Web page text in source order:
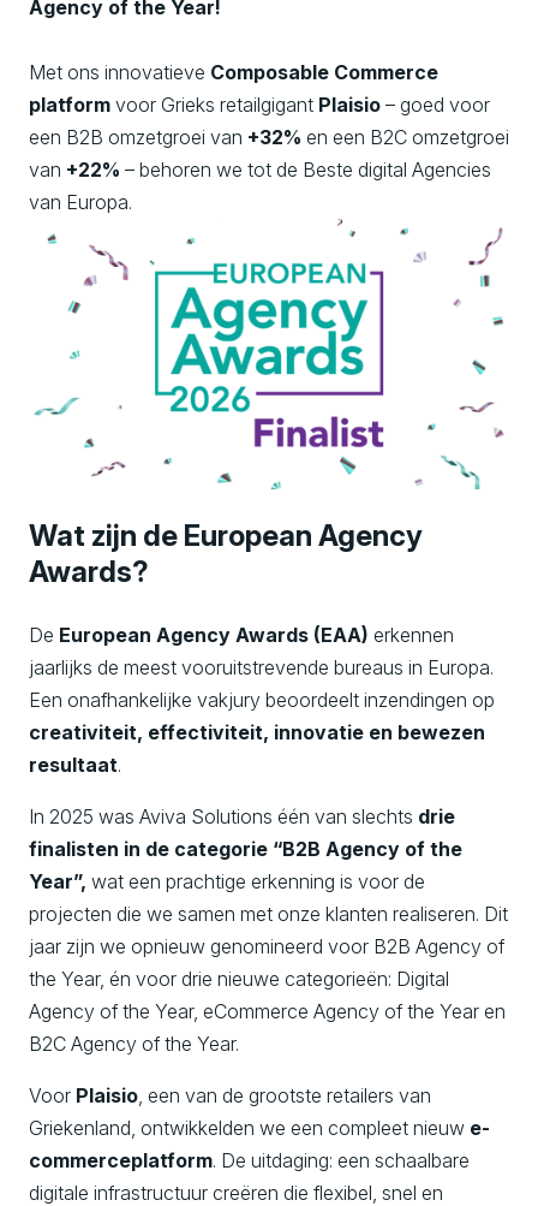
Agency of the Year!
Met ons innovatieve Composable Commerce
platform voor Grieks retailgigant Plaisio – goed voor
een B2B omzetgroei van +32% en een B2C omzetgroei
van +22% – behoren we tot de Beste digital Agencies
van Europa.
Wat zijn de European Agency
Awards?
De European Agency Awards (EAA) erkennen
jaarlijks de meest vooruitstrevende bureaus in Europa.
Een onafhankelijke vakjury beoordeelt inzendingen op
creativiteit, effectiviteit, innovatie en bewezen
resultaat.
In 2025 was Aviva Solutions één van slechts drie
finalisten in de categorie “B2B Agency of the
Year”, wat een prachtige erkenning is voor de
projecten die we samen met onze klanten realiseren. Dit
jaar zijn we opnieuw genomineerd voor B2B Agency of
the Year, én voor drie nieuwe categorieën: Digital
Agency of the Year, eCommerce Agency of the Year en
B2C Agency of the Year.
Voor Plaisio, een van de grootste retailers van
Griekenland, ontwikkelden we een compleet nieuw e-
commerceplatform. De uitdaging: een schaalbare
digitale infrastructuur creëren die flexibel, snel en